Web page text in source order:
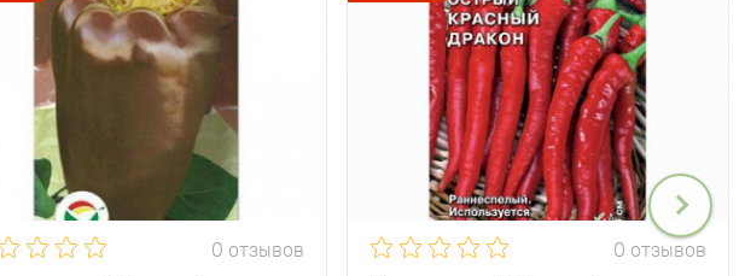
0 отзывов 0 отзывов